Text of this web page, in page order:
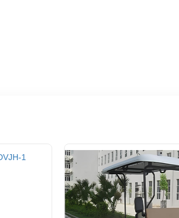
ĐẠI CƯỜNG
tiếp từ các nhà sản xuất uy tínhàng đầu thế
mới lạ và đặc biệt dùng trong các bệnh viện lớn